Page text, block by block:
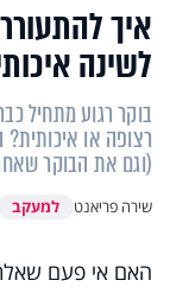
לשינה
בוקר רגוע מתחיל
(וגם את הבוקר
שירה פריאנט למעקב
האם אי פעם